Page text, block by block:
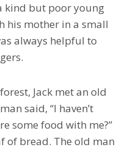
kind but poor young
his mother in a small
always helpful to
Jack met an old
said, “I haven’t
some food with me?”
of bread. The old man